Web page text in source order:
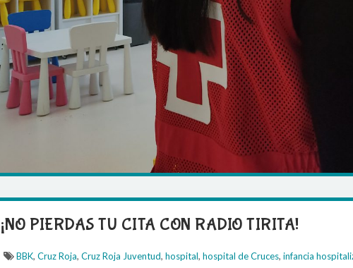
¡NO PIERDAS TU CITA CON RADIO TIRITA!
BBK, Cruz Roja, Cruz Roja Juventud, hospital, hospital de Cruces, infancia